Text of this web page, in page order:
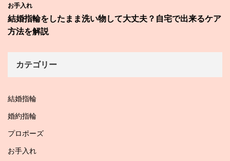
お手入れ
結婚指輪をしたまま洗い物して大丈夫？自宅で出来るケア
方法を解説
カテゴリー
結婚指輪
婚約指輪
プロポーズ
お手入れ